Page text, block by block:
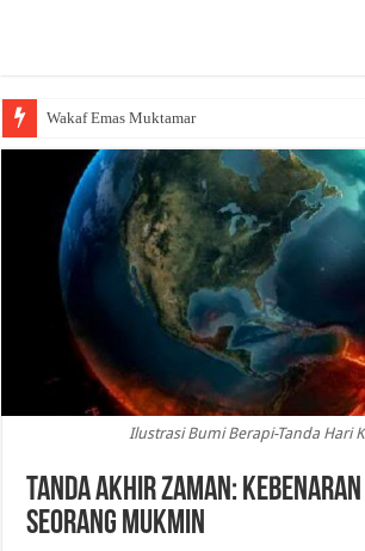
Wakaf Emas Muktamar
Ilustrasi Bumi Berapi-Tanda Hari
Tanda Akhir Zaman:
Seorang Mukmin